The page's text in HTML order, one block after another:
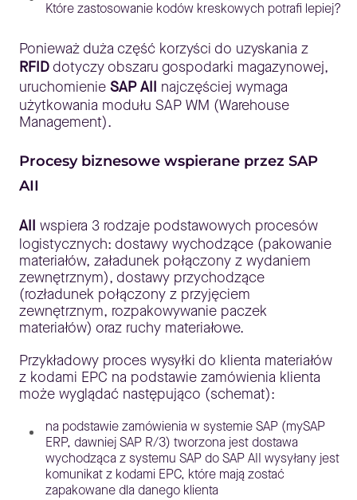
Które zastosowanie kodów kreskowych potrafi lepiej?
Ponieważ duża część korzyści do uzyskania z
RFID dotyczy obszaru gospodarki magazynowej,
uruchomienie SAP AII najczęściej wymaga
użytkowania modułu SAP WM (Warehouse
Management).
Procesy biznesowe wspierane przez SAP
AII
AII wspiera 3 rodzaje podstawowych procesów
logistycznych: dostawy wychodzące (pakowanie
materiałów, załadunek połączony z wydaniem
zewnętrznym), dostawy przychodzące
(rozładunek połączony z przyjęciem
zewnętrznym, rozpakowywanie paczek
materiałów) oraz ruchy materiałowe.
Przykładowy proces wysyłki do klienta materiałów
z kodami EPC na podstawie zamówienia klienta
może wyglądać następująco (schemat):
na podstawie zamówienia w systemie SAP (mySAP
ERP, dawniej SAP R/3) tworzona jest dostawa
wychodząca z systemu SAP do SAP AII wysyłany jest
komunikat z kodami EPC, które mają zostać
zapakowane dla danego klienta